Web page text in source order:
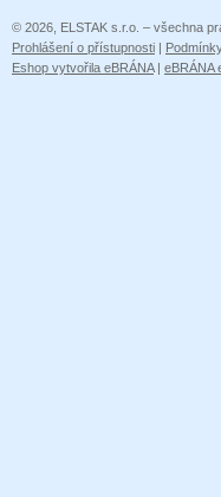
© 2026, ELSTAK s.r.o. – všechna
Prohlášení o přístupnosti |
Eshop vytvořila eBRÁNA| eBRÁNA